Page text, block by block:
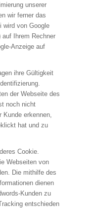
unserer
wir ferner das
wird von Google
Ihrem Rechner
Anzeige auf
ihre Gültigkeit
der Webseite des
noch nicht
erkennen,
hat und zu
Cookie.
Webseiten von
Die mithilfe des
dienen
Kunden zu
entschieden